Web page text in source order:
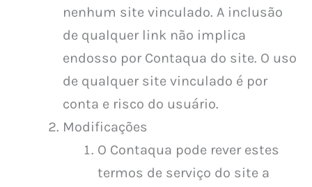
nenhum site vinculado. A inclusão
de qualquer link não implica
endosso por Contaqua do site. O uso
de qualquer site vinculado é por
conta e risco do usuário.
Modificações
O Contaqua pode rever estes
termos de serviço do site a